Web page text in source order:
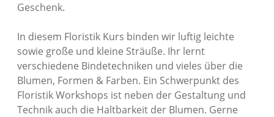
Geschenk.
In diesem Floristik Kurs binden wir luftig leichte
sowie große und kleine Sträuße. Ihr lernt
verschiedene Bindetechniken und vieles über die
Blumen, Formen & Farben. Ein Schwerpunkt des
Floristik Workshops ist neben der Gestaltung und
Technik auch die Haltbarkeit der Blumen. Gerne